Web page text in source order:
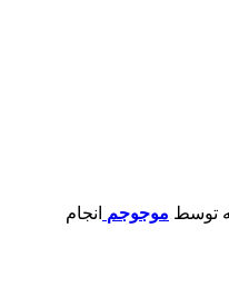
توسط موجوجم انجام